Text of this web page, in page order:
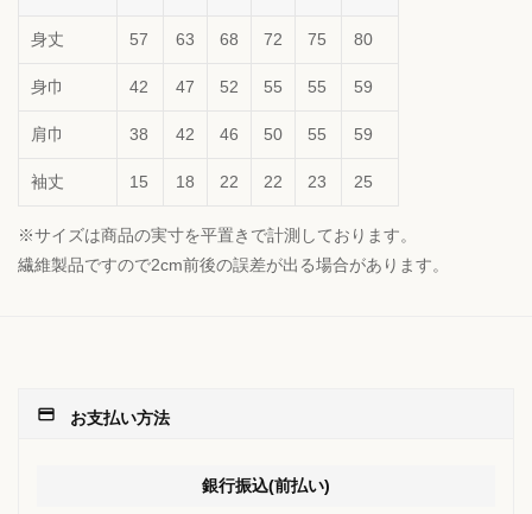
身丈 57 63 68 72 75 80
身巾 42 47 52 55 55 59
肩巾 38 42 46 50 55 59
袖丈 15 18 22 22 23 25
※サイズは商品の実寸を平置きで計測しております。
繊維製品ですので2cm前後の誤差が出る場合があります。
payment お支払い方法
銀行振込(前払い)